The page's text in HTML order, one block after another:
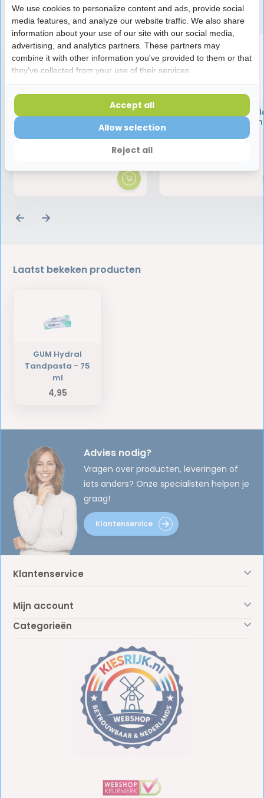
Speciaal aanbevolen voor jou
GUM Soft-Picks Original
stuks | Voordeelverpakking
Vitis Gezond
Tandpasta | 75
Laatst bekeken producten
GUM Hydral
Tandpasta - 75
ml
4,95
Advies nodig?
Vragen over producten, leveringen of
iets anders? Onze specialisten helpen je
graag!
Klantenservice
Klantenservice
Mijn account
Categorieën
We use cookies to personalize content and ads, provide social
media features, and analyze our website traffic. We also share
information about your use of our site with our social media,
advertising, and analytics partners. These partners may
combine it with other information you've provided to them or that
they've collected from your use of their services.
Reject all
Allow selection
Accept all